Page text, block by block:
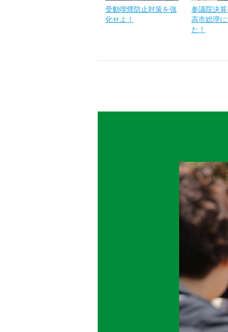
受動喫煙防止対策を強
化せよ！
参議院決
高市総理
た！